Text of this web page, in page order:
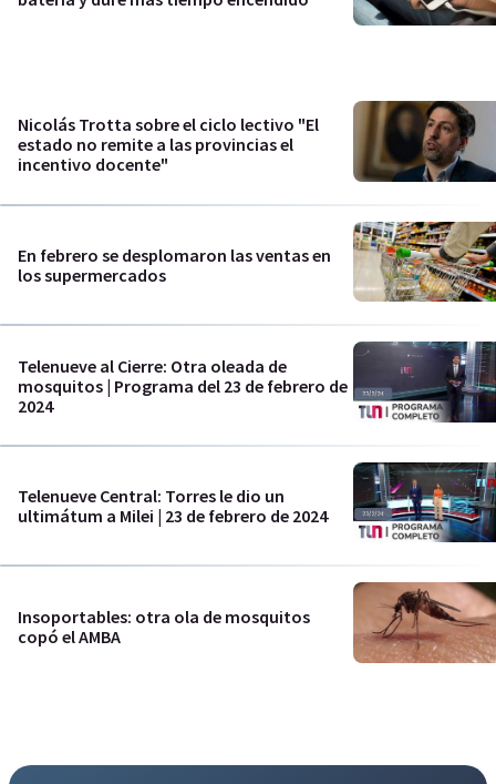
Nicolás Trotta sobre el ciclo lectivo "El
estado no remite a las provincias el
incentivo docente"
En febrero se desplomaron las ventas en
los supermercados
Telenueve al Cierre: Otra oleada de
mosquitos | Programa del 23 de febrero de
2024
Telenueve Central: Torres le dio un
ultimátum a Milei | 23 de febrero de 2024
Insoportables: otra ola de mosquitos
copó el AMBA